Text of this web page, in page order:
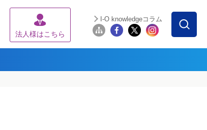
法人様はこちら
I-O knowledgeコラム